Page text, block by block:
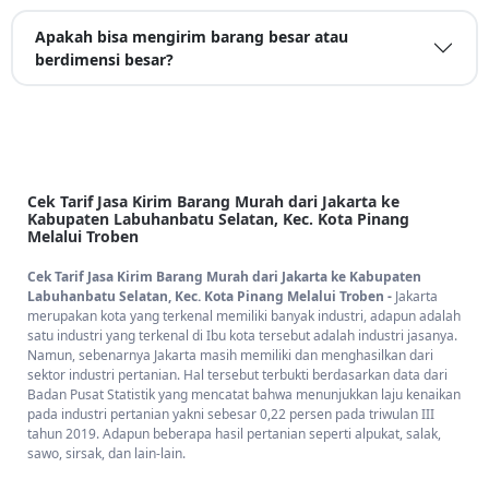
Apakah bisa mengirim barang besar atau
berdimensi besar?
Cek Tarif Jasa Kirim Barang Murah dari Jakarta ke
Kabupaten Labuhanbatu Selatan, Kec. Kota Pinang
Melalui Troben
Cek Tarif Jasa Kirim Barang Murah dari Jakarta ke Kabupaten
Labuhanbatu Selatan, Kec. Kota Pinang Melalui Troben - Jakarta
merupakan kota yang terkenal memiliki banyak industri, adapun adalah
satu industri yang terkenal di Ibu kota tersebut adalah industri jasanya.
Namun, sebenarnya Jakarta masih memiliki dan menghasilkan dari
sektor industri pertanian. Hal tersebut terbukti berdasarkan data dari
Badan Pusat Statistik yang mencatat bahwa menunjukkan laju kenaikan
pada industri pertanian yakni sebesar 0,22 persen pada triwulan III
tahun 2019. Adapun beberapa hasil pertanian seperti alpukat, salak,
sawo, sirsak, dan lain-lain.